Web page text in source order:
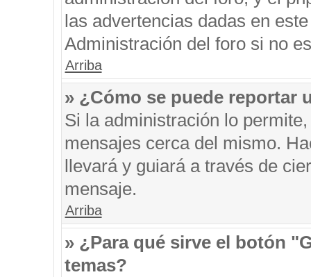
las advertencias dadas en
Administración del foro si no
Arriba
» ¿Cómo se puede reportar
Si la administración lo
mensajes cerca del mismo.
llevará y guiará a través de
mensaje.
Arriba
» ¿Para qué sirve el botón
temas?